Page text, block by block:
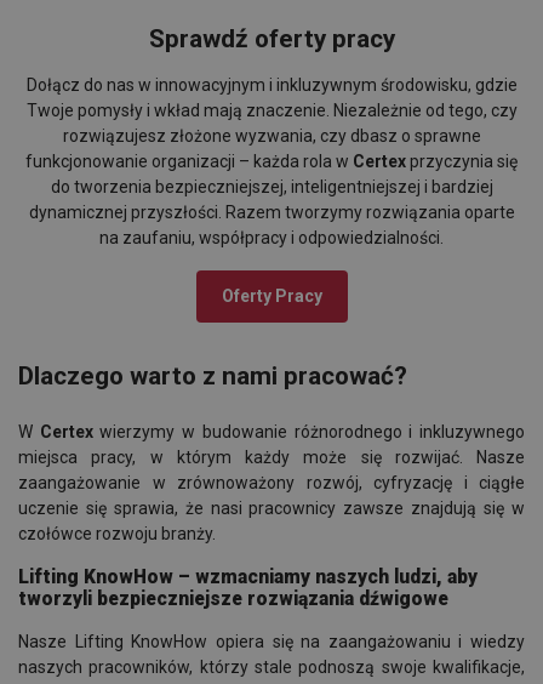
Sprawdź oferty pracy
Dołącz do nas w innowacyjnym i inkluzywnym środowisku, gdzie
Twoje pomysły i wkład mają znaczenie. Niezależnie od tego, czy
rozwiązujesz złożone wyzwania, czy dbasz o sprawne
funkcjonowanie organizacji – każda rola w Certexprzyczynia się
do tworzenia bezpieczniejszej, inteligentniejszej i bardziej
dynamicznej przyszłości. Razem tworzymy rozwiązania oparte
na zaufaniu, współpracy i odpowiedzialności.
Oferty Pracy
Dlaczego warto z nami pracować?
W Certexwierzymy w budowanie różnorodnego i inkluzywnego
miejsca pracy, w którym każdy może się rozwijać. Nasze
zaangażowanie w zrównoważony rozwój, cyfryzację i ciągłe
uczenie się sprawia, że nasi pracownicy zawsze znajdują się w
czołówce rozwoju branży.
Lifting KnowHow – wzmacniamy naszych ludzi, aby
tworzyli bezpieczniejsze rozwiązania dźwigowe
Nasze Lifting KnowHow opiera się na zaangażowaniu i wiedzy
naszych pracowników, którzy stale podnoszą swoje kwalifikacje,